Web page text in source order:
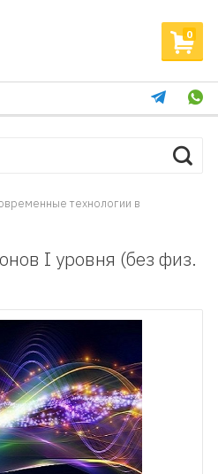
0
технологии в
I уровня (без физ.